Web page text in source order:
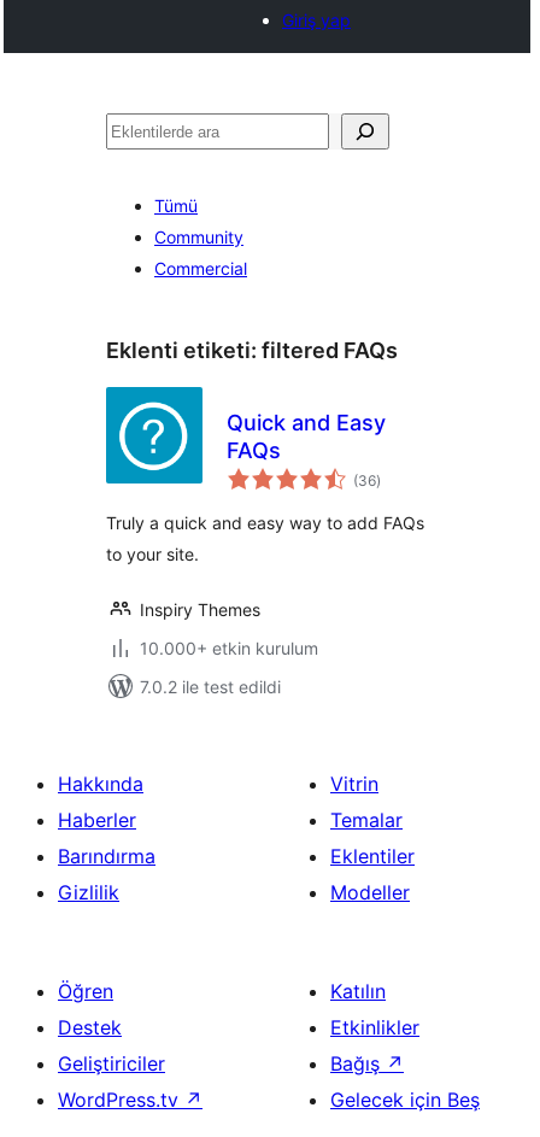
Giriş yap
Ara
Tümü
Community
Commercial
Eklenti etiketi: filtered FAQs
Quick and Easy
FAQs
(36toplam
puan
)
Truly a quick and easy way to add FAQs
to your site.
Inspiry Themes
10.000+ etkin kurulum
7.0.2 ile test edildi
Hakkında
Haberler
Barındırma
Gizlilik
Vitrin
Temalar
Eklentiler
Modeller
Öğren
Destek
Geliştiriciler
WordPress.tv ↗
Katılın
Etkinlikler
Bağış ↗
Gelecek için Beş